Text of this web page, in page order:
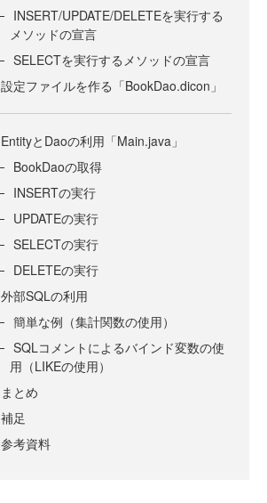
INSERT/UPDATE/DELETEを実行する
メソッドの宣言
SELECTを実行するメソッドの宣言
設定ファイルを作る「BookDao.dicon」
EntityとDaoの利用「Main.java」
BookDaoの取得
INSERTの実行
UPDATEの実行
SELECTの実行
DELETEの実行
外部SQLの利用
簡単な例（集計関数の使用）
SQLコメントによるバインド変数の使
用（LIKEの使用）
まとめ
補足
参考資料